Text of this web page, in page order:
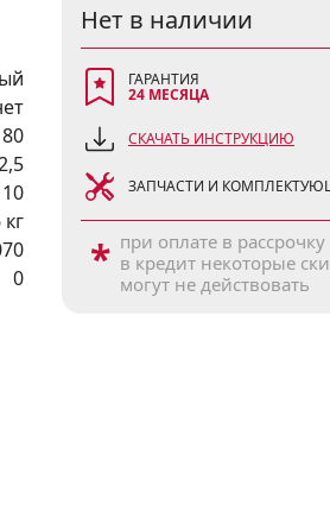
80
10
0
Нет в наличии
ГАРАНТИЯ
24 МЕСЯЦА
СКАЧАТЬ ИНСТРУКЦИЮ
ЗАПЧАСТИ И
* при оплате в
в кредит некоторые
могут не действовать